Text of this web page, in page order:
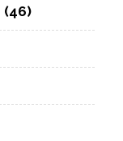
(46)